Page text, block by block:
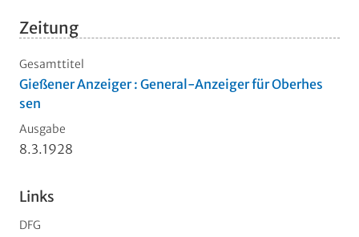
Zeitung
Gesamttitel
Gießener Anzeiger : General-Anzeiger für Oberhes
sen
Ausgabe
8.3.1928
Links
DFG